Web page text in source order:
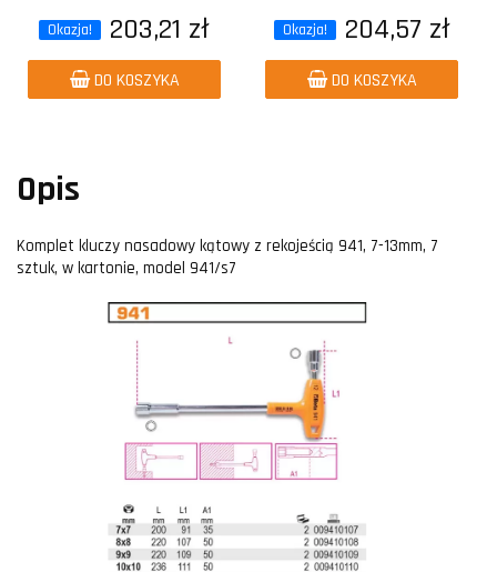
Okazja! 203,21 zł
DO KOSZYKA
Okazja!
204,57 zł
DO KOSZYKA
Opis
Komplet kluczy nasadowy kątowy z rekojeścią 941, 7-13mm, 7
sztuk, w kartonie, model 941/s7